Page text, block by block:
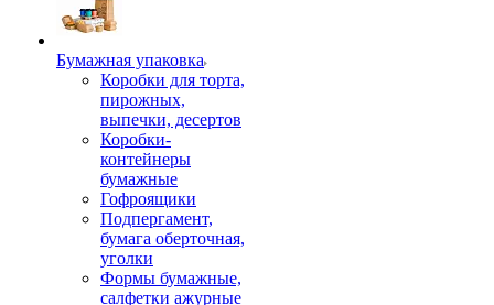
Бумажная упаковка
Коробки для торта,
пирожных,
выпечки, десертов
Коробки-
контейнеры
бумажные
Гофроящики
Подпергамент,
бумага оберточная,
уголки
Формы бумажные,
салфетки ажурные